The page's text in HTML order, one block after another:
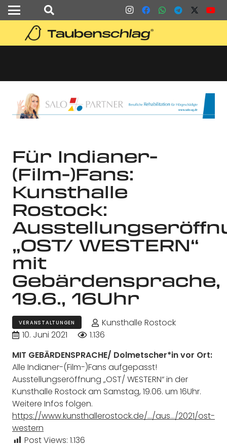
Für Indianer-
(Film-)Fans:
Kunsthalle
Rostock:
„OST/ WESTERN“
mit
Gebärdensprache,
19.6., 16Uhr
VERANSTALTUNGEN
Kunsthalle Rostock
10. Juni 2021
1.136
MIT GEBÄRDENSPRACHE/ Dolmetscher*in vor Ort:
Alle Indianer-(Film-)Fans aufgepasst!
Ausstellungseröffnung „OST/ WESTERN“ in der
Kunsthalle Rostock am Samstag, 19.06. um 16Uhr.
Weitere Infos folgen.
https://www.kunsthallerostock.de/…/aus…/2021/ost-
western
Post Views: 1.136